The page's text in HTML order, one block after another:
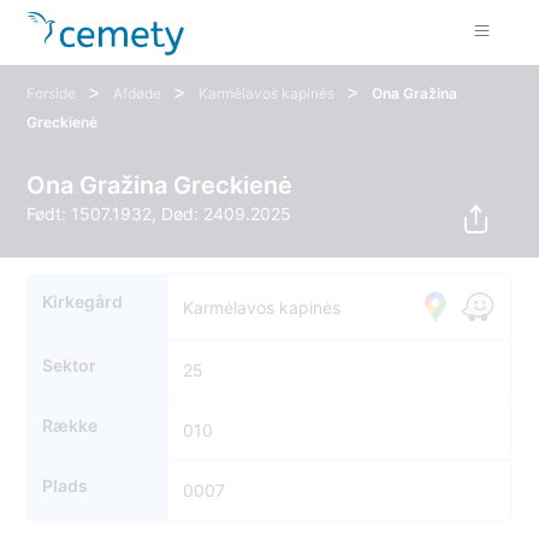
Forside > Afdøde > Karmėlavos kapinės >
Ona Gražina
Greckienė
Ona Gražina Greckienė
Født: 1507.1932, Død: 2409.2025
Kirkegård Karmėlavos kapinės
Sektor 25
Række 010
Plads 0007